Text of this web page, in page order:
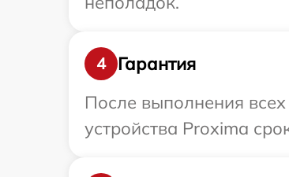
4
Гарантия
После выполнения
устройства Proxima